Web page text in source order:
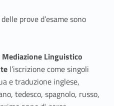
prove d’esame sono
Mediazione Linguistico
l’iscrizione come singoli
e traduzione inglese,
tedesco, spagnolo, russo,